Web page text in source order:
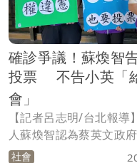
境。
確診爭議！蘇煥智
投票 不告小英「
會」
【記者呂志明/台北報導
人蘇煥智認為蔡英文政
染疫者不能投票，剝奪
社會